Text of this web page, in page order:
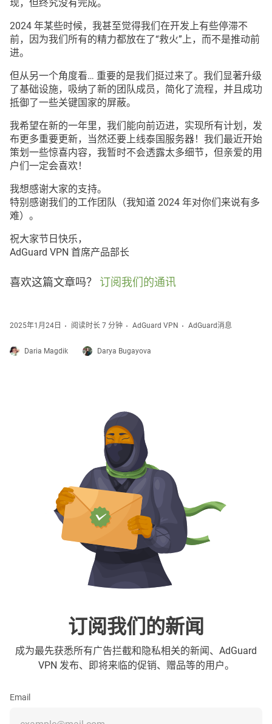
现，但终究没有完成。
2024 年某些时候，我甚至觉得我们在开发上有些停滞不
前，因为我们所有的精力都放在了“救火”上，而不是推动前
进。
但从另一个角度看… 重要的是我们挺过来了。我们显著升级
了基础设施，吸纳了新的团队成员，简化了流程，并且成功
抵御了一些关键国家的屏蔽。
我希望在新的一年里，我们能向前迈进，实现所有计划，发
布更多重要更新，当然还要上线泰国服务器！我们最近开始
策划一些惊喜内容，我暂时不会透露太多细节，但亲爱的用
户们一定会喜欢！
我想感谢大家的支持。
特别感谢我们的工作团队（我知道 2024 年对你们来说有多
难）。
祝大家节日快乐，
AdGuard VPN 首席产品部长
喜欢这篇文章吗？ 订阅我们的通讯
2025年1月24日 阅读时长 7 分钟 AdGuard VPN AdGuard消息
Daria Magdik Darya Bugayova
订阅我们的新闻
成为最先获悉所有广告拦截和隐私相关的新闻、AdGuard
VPN 发布、即将来临的促销、赠品等的用户。
Email